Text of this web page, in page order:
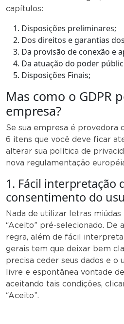
capítulos:
Disposições preliminares;
Dos direitos e garantias
Da provisão de conexão e
Da atuação do poder
Disposições Finais;
Mas como o GDPR
empresa?
Se sua empresa é provedora
6 itens que você deve ficar
alterar sua política de
nova regulamentação
1. Fácil interpretação
consentimento do
Nada de utilizar letras
“Aceito” pré-selecionado. De
regra, além de fácil
gerais tem que deixar bem
precisa ceder seus dados e o
livre e espontânea vontade
aceitando tais condições,
“Aceito”.